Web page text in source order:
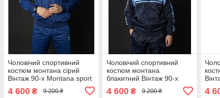
Чоловічий спортивний
костюм монтана сірий
Вінтаж 90-х Montana sport
костюми великі розміри
4 600 ₴ 9 200 ₴
Чоловічий спортивний
костюм монтана
блакитний Вінтаж 90-х
Montana sport Туреччина
Спортивні костюми великі
4 600₴ 9 200 ₴ 4